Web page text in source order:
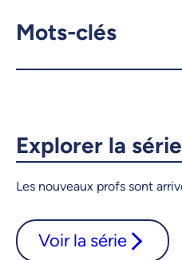
Mots-clés
Explorer la série
Les nouveaux profs sont
Voir la série